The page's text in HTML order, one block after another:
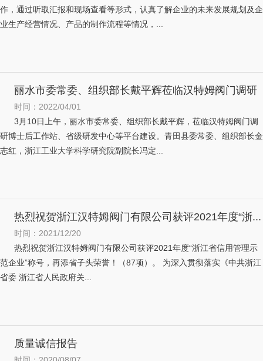
作，通过听取汇报和现场查看等形式，认真了解企业的未来发展规划及企
业生产经营情况、产品的制作流程等情况，...
丽水市委常委、组织部长戴平辉莅临汉特姆阀门调研
时间：2022/04/01
3月10日上午，丽水市委常委、组织部长戴平辉，莅临汉特姆阀门调
研博士后工作站、省级研发中心等平台建设。青田县委常委、组织部长金
志红，浙江工业大学科学研究院副院长冯定...
热烈祝贺浙江汉特姆阀门有限公司获评2021年度“浙...
时间：2021/12/20
热烈祝贺浙江汉特姆阀门有限公司获评2021年度“浙江省信用管理示
范企业”称号，再添省子头荣誉！（87项）。 为深入贯彻落实《中共浙江
省委 浙江省人民政府关...
质量诚信报告